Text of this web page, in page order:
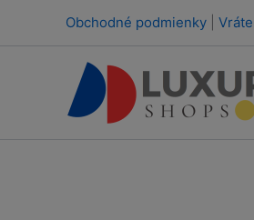
Obchodné podmienky